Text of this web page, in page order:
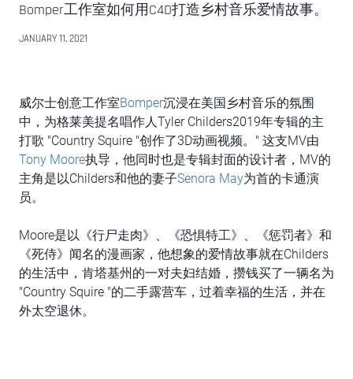
Bomper工作室如何用C4D打造乡村音乐爱情故事。
JANUARY 11, 2021
威尔士创意工作室Bomper沉浸在美国乡村音乐的氛围
中，为格莱美提名唱作人Tyler Childers2019年专辑的主
打歌 "Country Squire "创作了3D动画视频。" 这支MV由
Tony Moore执导，他同时也是专辑封面的设计者，MV的
主角是以Childers和他的妻子Senora May为首的卡通演
员。
Moore是以《行尸走肉》、《恐惧特工》、《惩罚者》和
《死侍》闻名的漫画家，他想象的爱情故事就在Childers
的生活中，肯塔基州的一对夫妇结婚，攒钱买了一辆名为
"Country Squire "的二手露营车，过着幸福的生活，并在
外太空退休。